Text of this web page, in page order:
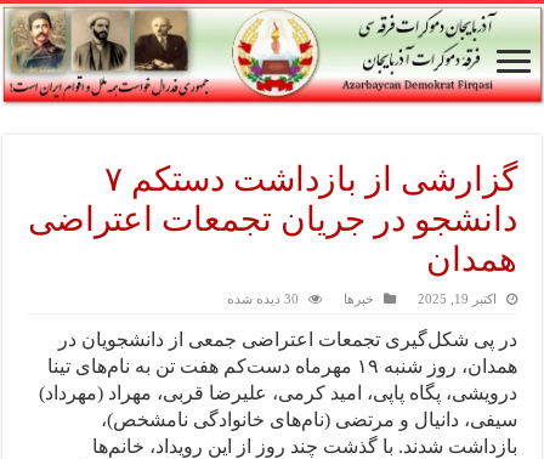
گزارشی از بازداشت دستکم ۷
دانشجو در جریان تجمعات اعتراضی
همدان
اکتبر 19, 2025 خبرها 30 دیده شده
در پی شکل‌گیری تجمعات اعتراضی جمعی از دانشجویان در
همدان، روز شنبه ۱۹ مهرماه دست‌کم هفت تن به نام‌های تینا
درویشی، پگاه پاپی، امید کرمی، علیرضا قربی، مهراد (مهرداد)
سیفی، دانیال و مرتضی (نام‌های خانوادگی نامشخص)،
بازداشت شدند. با گذشت چند روز از این رویداد، خانم‌ها